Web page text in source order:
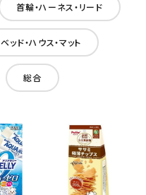
首輪・ハーネス・リード
ベッド・ハウス・マット
総合